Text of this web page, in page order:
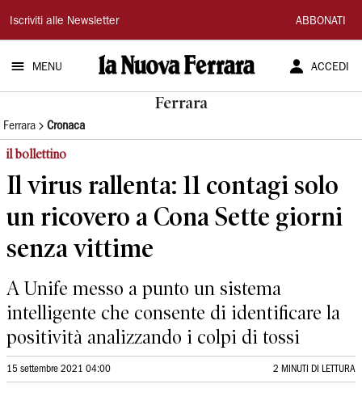
La
Nuova
Ferrara
Iscriviti alle Newsletter ABBONATI
MENU ACCEDI
Ferrara
Ferrara Cronaca
il bollettino
Il virus rallenta: 11 contagi solo
un ricovero a Cona Sette giorni
senza vittime
A Unife messo a punto un sistema
intelligente che consente di identificare la
positività analizzando i colpi di tossi
15 settembre 2021 04:00 2 MINUTI DI LETTURA